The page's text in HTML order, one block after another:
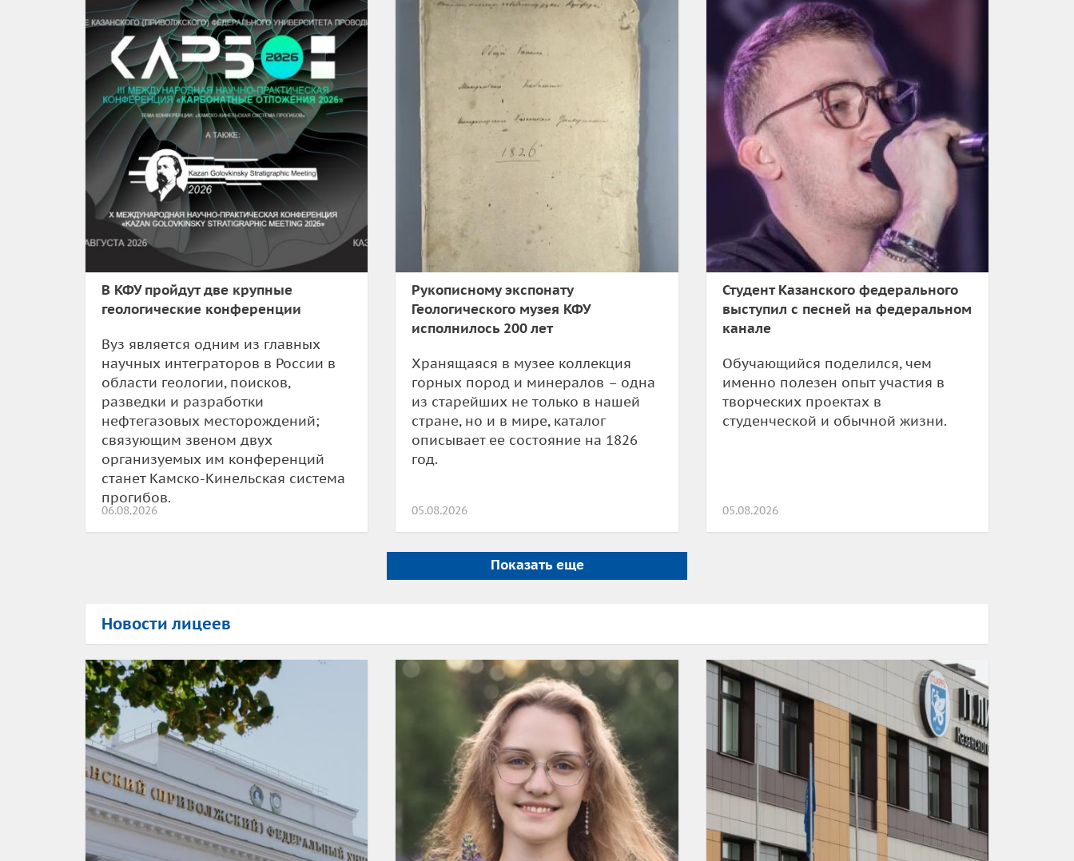
В КФУ пройдут две крупные
геологические конференции
Вуз является одним из главных
научных интеграторов в России в
области геологии, поисков,
разведки и разработки
нефтегазовых месторождений;
связующим звеном двух
организуемых им конференций
станет Камско-Кинельская система
прогибов.
06.08.2026
Рукописному экспонату
Геологического музея КФУ
исполнилось 200 лет
Хранящаяся в музее коллекция
горных пород и минералов – одна
из старейших не только в нашей
стране, но и в мире, каталог
описывает ее состояние на 1826
год.
05.08.2026
Студент Казанского федерального
выступил с песней на федеральном
канале
Обучающийся поделился, чем
именно полезен опыт участия в
творческих проектах в
студенческой и обычной жизни.
05.08.2026
Показать еще
Новости лицеев